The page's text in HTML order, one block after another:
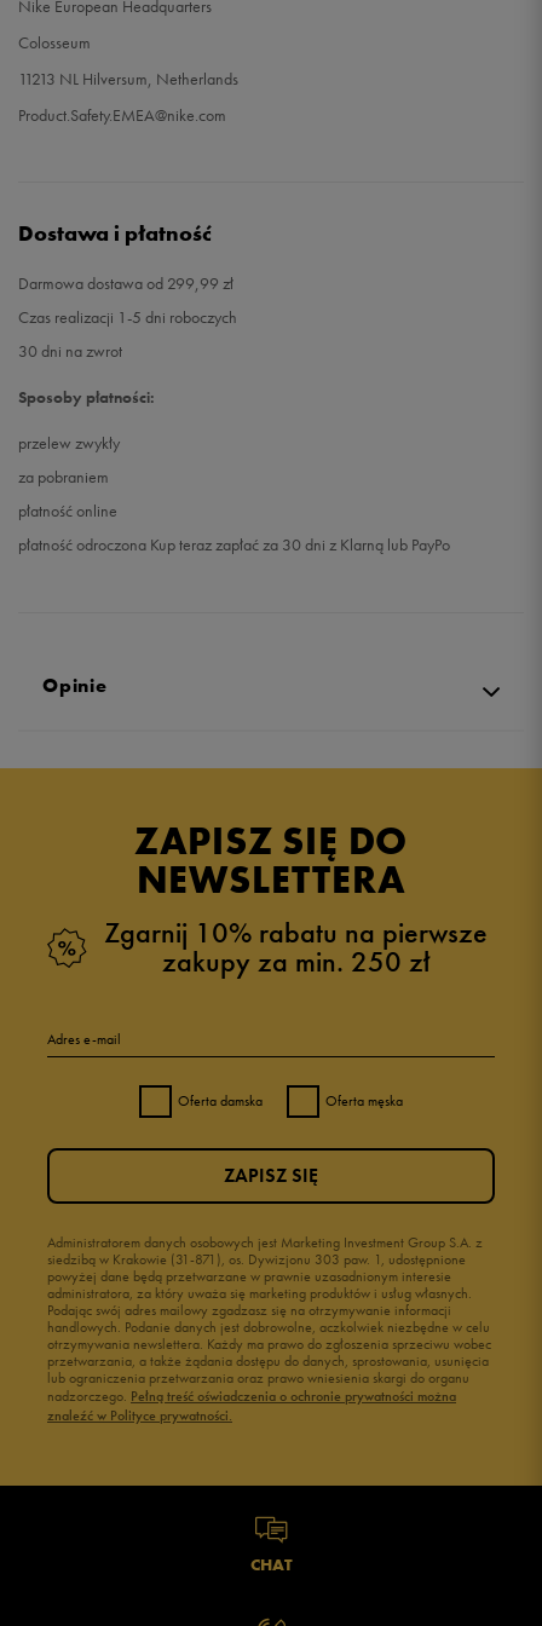
Nike European Headquarters
Colosseum
11213 NL Hilversum, Netherlands
Product.Safety.EMEA@nike.com
Dostawa i płatność
Darmowa dostawa od 299,99 zł
Czas realizacji 1-5 dni roboczych
30 dni na zwrot
Sposoby płatności:
przelew zwykły
za pobraniem
płatność online
płatność odroczona Kup teraz zapłać za 30 dni z Klarną lub PayPo
Opinie
ZAPISZ SIĘ DO
NEWSLETTERA
Zgarnij 10% rabatu na pierwsze
zakupy za min. 250 zł
Adres e-mail
Oferta damska Oferta męska
Administratorem danych osobowych jest Marketing Investment Group S.A. z
siedzibą w Krakowie (31-871), os. Dywizjonu 303 paw. 1, udostępnione
powyżej dane będą przetwarzane w prawnie uzasadnionym interesie
administratora, za który uważa się marketing produktów i usług własnych.
Podając swój adres mailowy zgadzasz się na otrzymywanie informacji
handlowych. Podanie danych jest dobrowolne, aczkolwiek niezbędne w celu
otrzymywania newslettera. Każdy ma prawo do zgłoszenia sprzeciwu wobec
przetwarzania, a także żądania dostępu do danych, sprostowania, usunięcia
lub ograniczenia przetwarzania oraz prawo wniesienia skargi do organu
nadzorczego. Pełną treść oświadczenia o ochronie prywatności można
znaleźć w Polityce prywatności.
ZAPISZ SIĘ
CHAT